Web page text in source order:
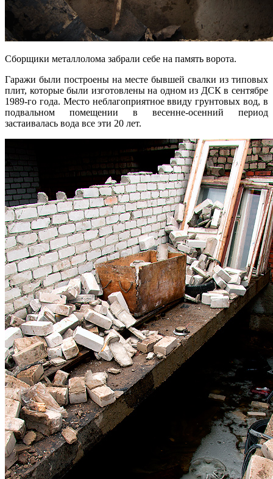
Сборщики металлолома забрали себе на память ворота.
Гаражи были построены на месте бывшей свалки из типовых
плит, которые были изготовлены на одном из ДСК в сентябре
1989-го года. Место неблагоприятное ввиду грунтовых вод, в
подвальном помещении в весенне-осенний период
застаивалась вода все эти 20 лет.